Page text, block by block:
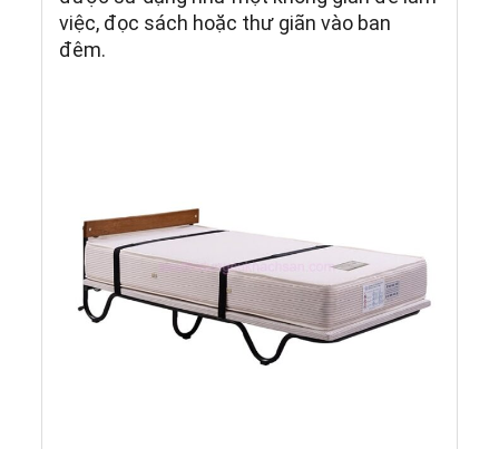
việc, đọc sách hoặc thư giãn vào ban
đêm.